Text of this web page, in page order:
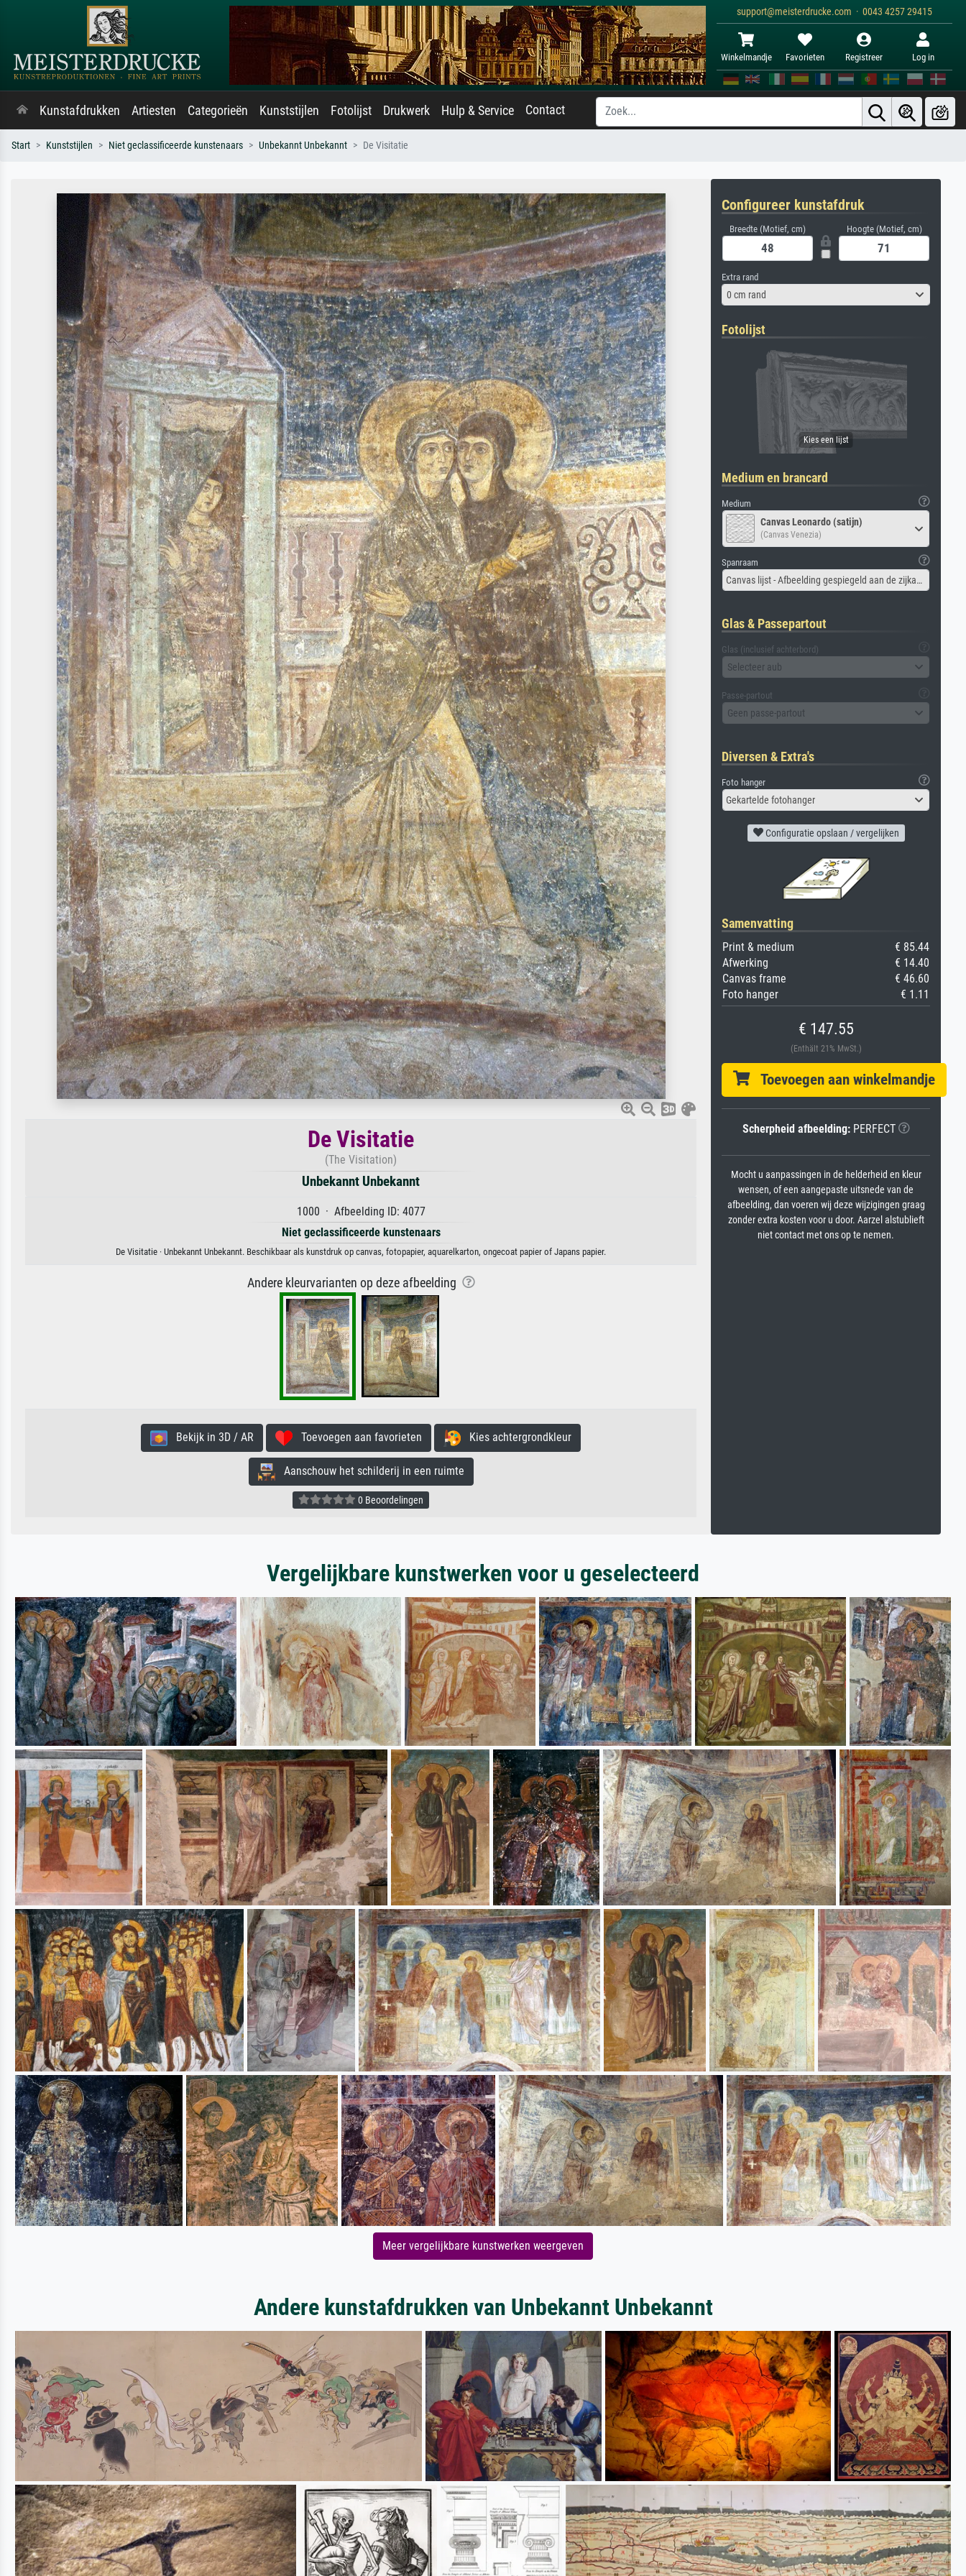
support@meisterdrucke.com · 0043 4257 29415
Winkelmandje Favorieten Registreer Log in
Kunstafdrukken Artiesten Categorieën Kunststijlen Fotolijst Drukwerk Hulp & Service Contact
Start Kunststijlen Niet geclassificeerde kunstenaars Unbekannt Unbekannt De Visitatie
De Visitatie
(The Visitation)
Unbekannt Unbekannt
1000 · Afbeelding ID: 4077
Niet geclassificeerde kunstenaars
De Visitatie · Unbekannt Unbekannt. Beschikbaar als kunstdruk op canvas, fotopapier, aquarelkarton, ongecoat papier of Japans papier.
Andere kleurvarianten op deze afbeelding
Bekijk in 3D / AR Toevoegen aan favorieten Kies achtergrondkleur
Aanschouw het schilderij in een ruimte
0 Beoordelingen
Configureer kunstafdruk
Breedte (Motief, cm) Hoogte (Motief, cm)
Extra rand
0 cm rand
Fotolijst
Medium en brancard
Medium
Canvas Leonardo (satijn)
(Canvas Venezia)
Spanraam
Canvas lijst - Afbeelding gespiegeld aan de zijkant
Glas & Passepartout
Glas (inclusief achterbord)
Selecteer aub
Passe-partout
Geen passe-partout
Diversen & Extra's
Foto hanger
Gekartelde fotohanger
Configuratie opslaan / vergelijken
Samenvatting
Print & medium
€ 85.44
Afwerking
€ 14.40
Canvas frame
€ 46.60
Foto hanger
€ 1.11
€ 147.55
(Enthält 21% MwSt.)
Toevoegen aan winkelmandje
Scherpheid afbeelding:PERFECT
Mocht u aanpassingen in de helderheid en kleur
wensen, of een aangepaste uitsnede van de
afbeelding, dan voeren wij deze wijzigingen graag
zonder extra kosten voor u door. Aarzel alstublieft
niet contact met ons op te nemen.
Vergelijkbare kunstwerken voor u geselecteerd
Meer vergelijkbare kunstwerken weergeven
Andere kunstafdrukken van Unbekannt Unbekannt